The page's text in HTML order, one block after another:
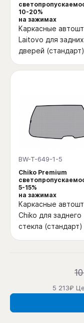
10-20%
на зажимах
Каркасные
Laitovo для задних
дверей (стандарт)
BW-T-649-1-5
Chiko Premium
5-15%
на зажимах
Каркасные
Chiko для заднего
стекла (стандарт)
5 213₽